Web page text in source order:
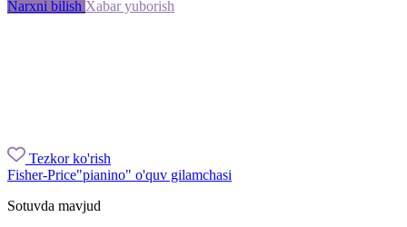
Narxni bilish Xabar yuborish
Tezkor ko'rish
Fisher-Price"pianino" o'quv gilamchasi
Sotuvda mavjud